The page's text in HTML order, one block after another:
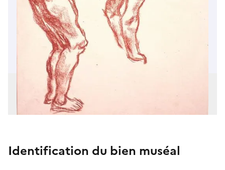
Identification du bien muséal